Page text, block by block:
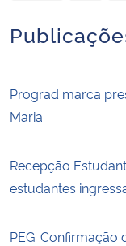
Prograd marca
Maria
Recepção
estudantes
PEG: Confirmação